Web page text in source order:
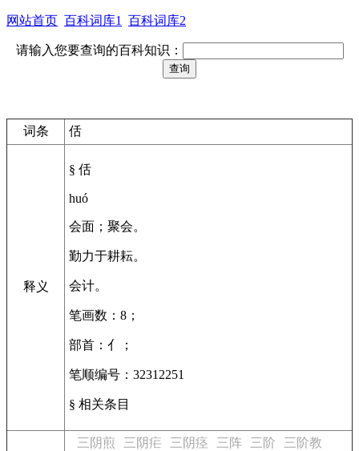
网站首页 百科词库1 百科词库2
请输入您要查询的百科知识：
词条 佸
释义
§ 佸
huó
会面；聚会。
勤力于耕耘。
会计。
笔画数：8；
部首：亻；
笔顺编号：32312251
§ 相关条目
三阴煎 三阴疟 三阴痉 三阵 三阶
三阶教